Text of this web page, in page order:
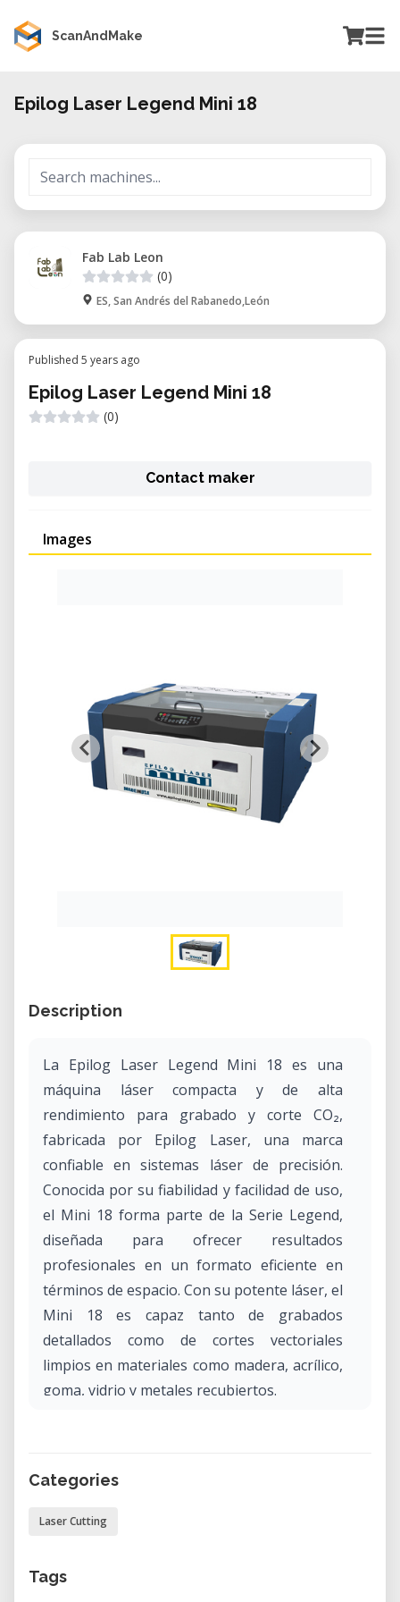
ScanAndMake
Epilog Laser Legend Mini 18
Fab Lab Leon
(0)
ES, San Andrés del Rabanedo,León
Published 5 years ago
Epilog Laser Legend Mini 18
(0)
Contact maker
Images
Description
La Epilog Laser Legend Mini 18 es una
máquina láser compacta y de alta
rendimiento para grabado y corte CO₂,
fabricada por Epilog Laser, una marca
confiable en sistemas láser de precisión.
Conocida por su fiabilidad y facilidad de uso,
el Mini 18 forma parte de la Serie Legend,
diseñada para ofrecer resultados
profesionales en un formato eficiente en
términos de espacio. Con su potente láser, el
Mini 18 es capaz tanto de grabados
detallados como de cortes vectoriales
limpios en materiales como madera, acrílico,
goma, vidrio y metales recubiertos.
La Epilog Mini 18 es una herramienta
educadores y artistas que buscan un sistema
mediana escala. Alquilarla a través de
Categories
Laser Cutting
Tags